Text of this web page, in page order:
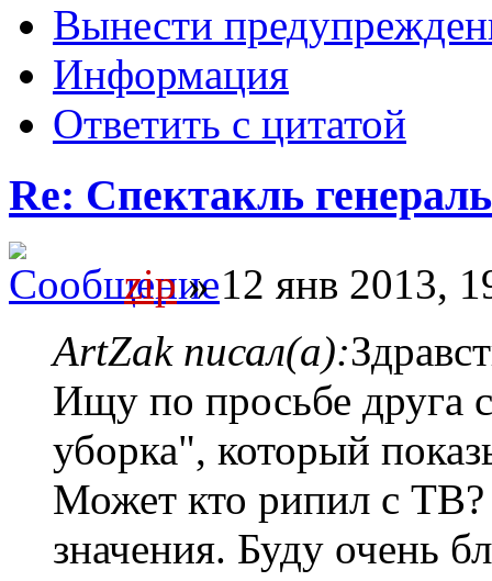
Вынести
Информация
Ответить с цитатой
Re: Спектакль
zip» 12 янв 2013,
ArtZak писал(а):
Ищу по просьбе друга
уборка", который
Может кто рипил с ТВ?
значения. Буду очень